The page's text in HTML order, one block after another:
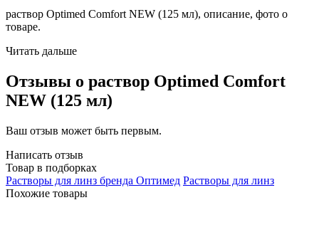
раствор Optimed Comfort NEW (125 мл), описание, фото о
товаре.
Читать дальше
Отзывы о раствор Optimed Comfort
NEW (125 мл)
Ваш отзыв может быть первым.
Написать отзыв
Товар в подборках
Растворы для линз бренда Оптимед Растворы для линз
Похожие товары